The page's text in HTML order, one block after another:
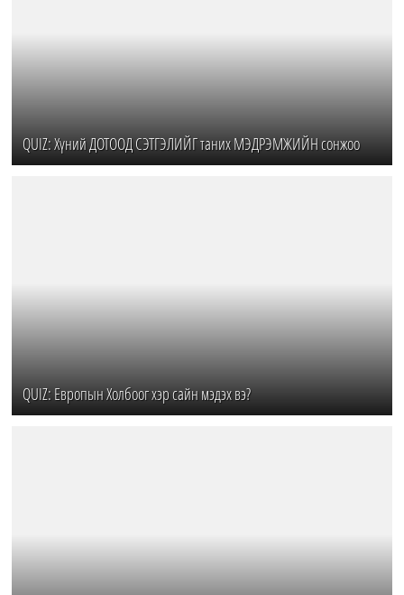
QUIZ: Хүний ДОТООД СЭТГЭЛИЙГ таних МЭДРЭМЖИЙН сонжоо
QUIZ: Европын Холбоог хэр сайн мэдэх вэ?